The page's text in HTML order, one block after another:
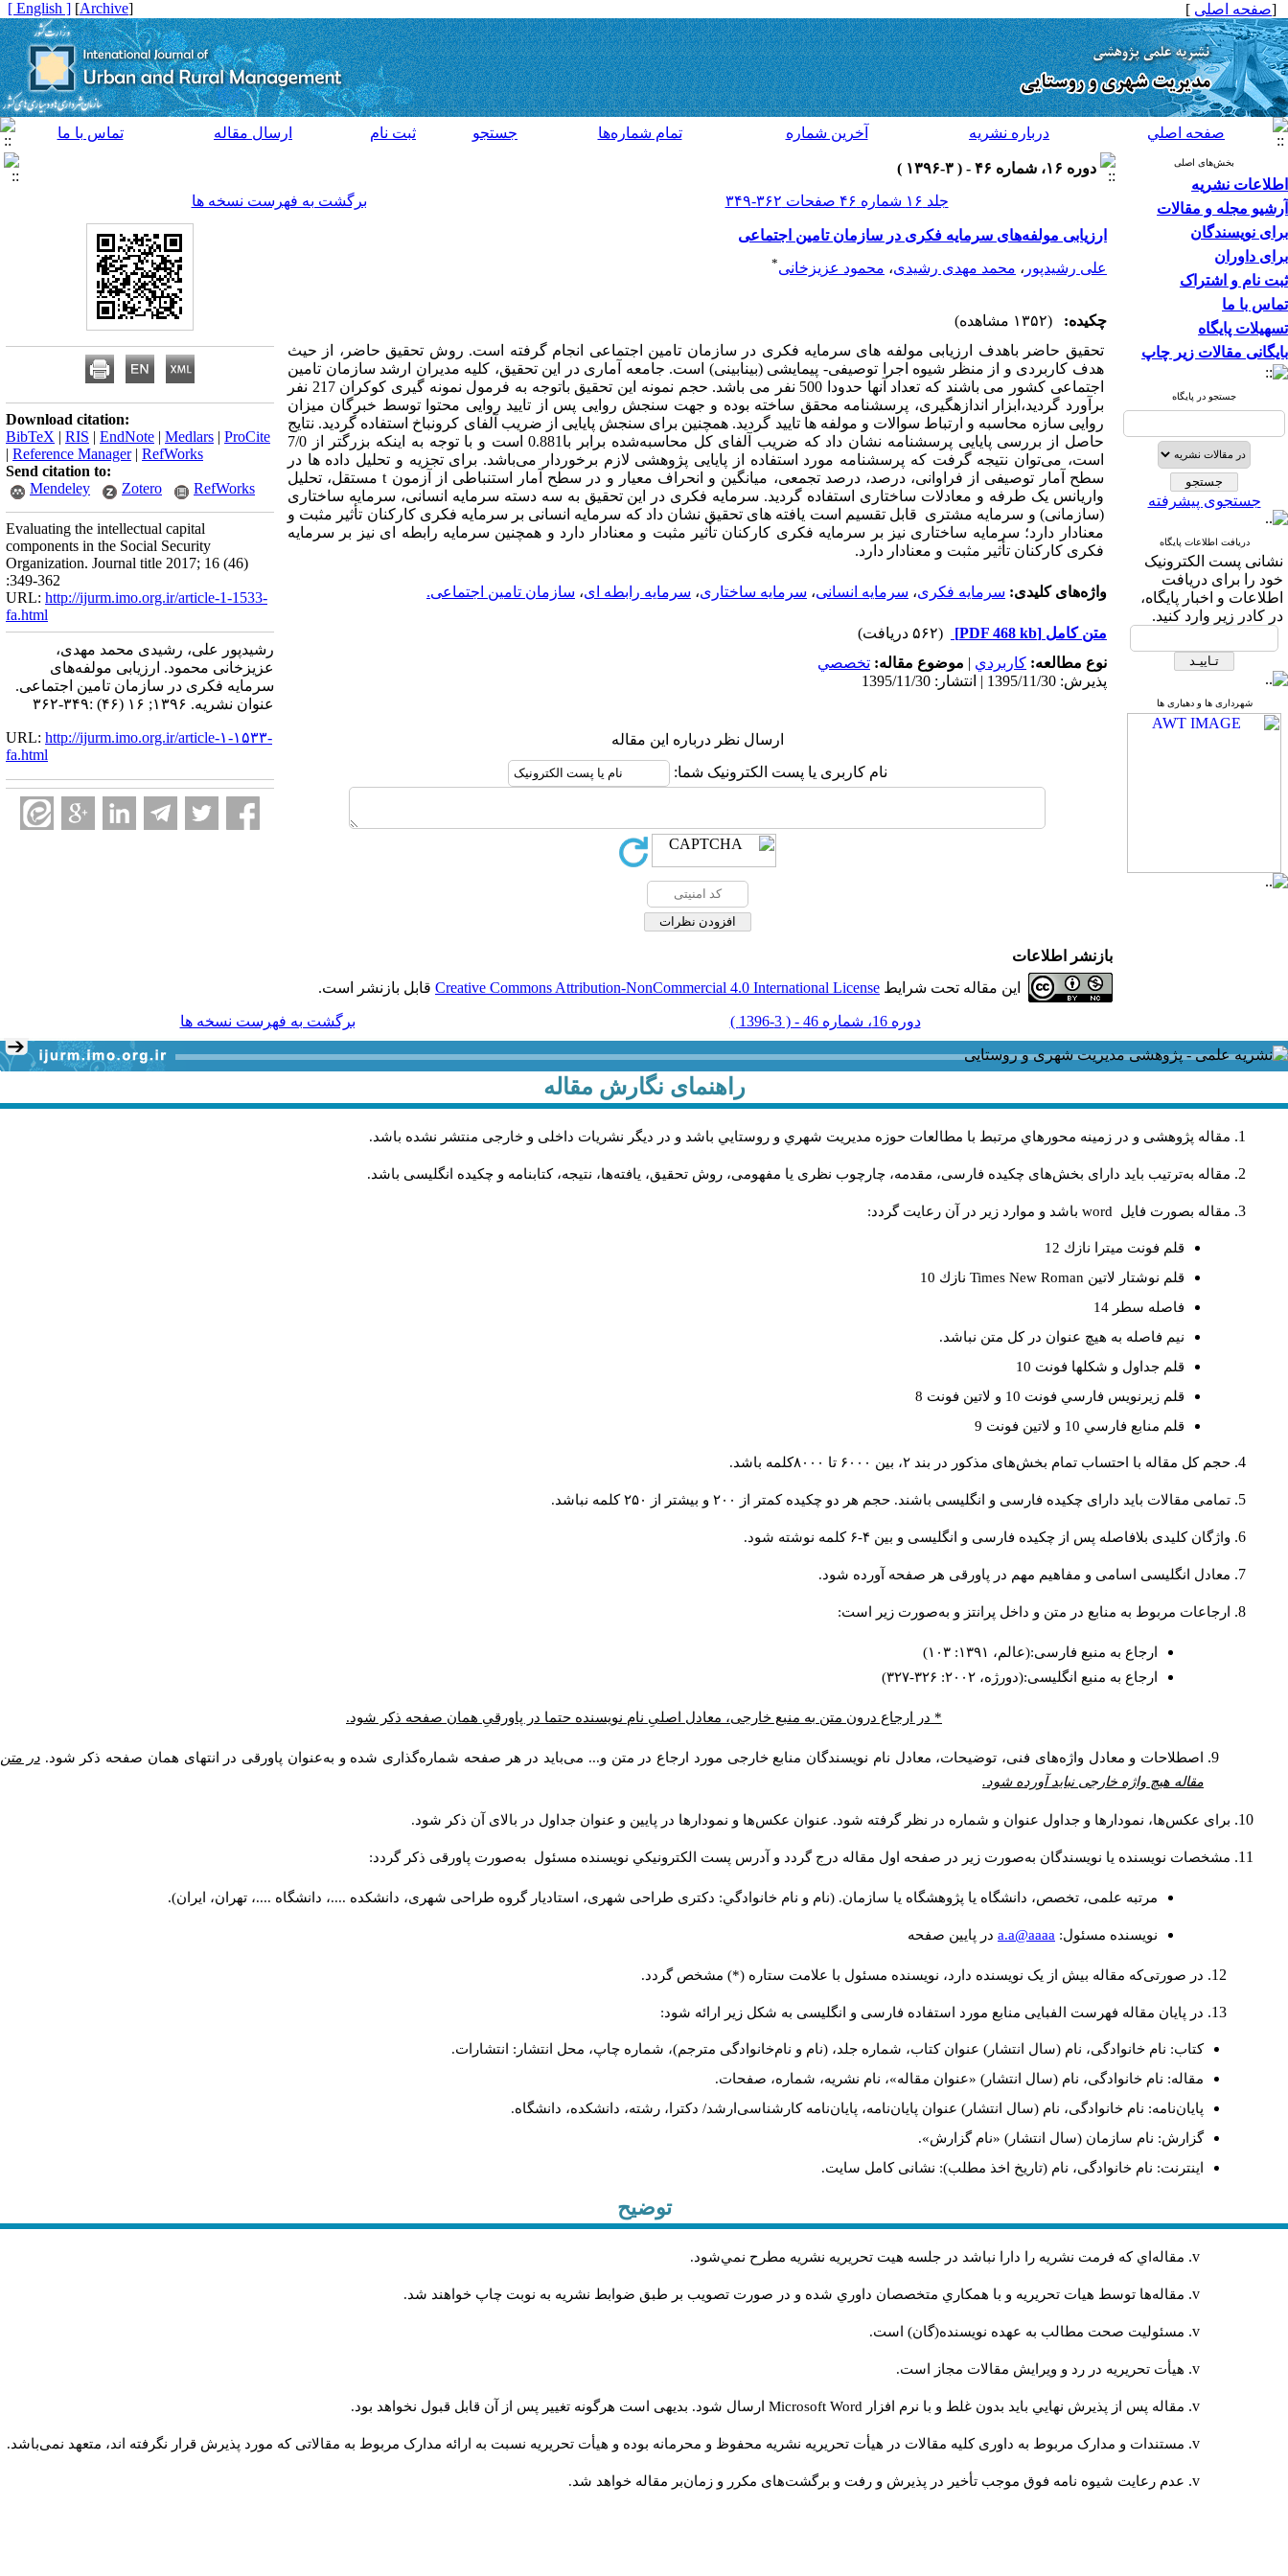
[صفحه اصلی ]
[
Archive
]
[ English ]
صفحه اصلي درباره نشريه آخرين شماره تمام شماره‌ها جستجو ثبت نام ارسال مقاله تماس با ما
بخش‌های اصلی
اطلاعات نشریه
آرشیو مجله و مقالات
برای نویسندگان
برای داوران
ثبت نام و اشتراک
تماس با ما
تسهیلات پایگاه
بایگانی مقالات زیر چاپ
جستجو در پایگاه
جستجوی پیشرفته
دریافت اطلاعات پایگاه
نشانی پست الکترونیک
خود را برای دریافت
اطلاعات و اخبار پایگاه،
در کادر زیر وارد کنید.
شهرداری ها و دهیاری ها
دوره ۱۶، شماره ۴۶ - ( ۳-۱۳۹۶ )
جلد ۱۶ شماره ۴۶ صفحات ۳۶۲-۳۴۹
برگشت به فهرست نسخه ها
ارزیابی مولفه‌های سرمایه فکری در سازمان تامین اجتماعی
علی رشیدپور ، محمد مهدی رشیدی، محمود عزیزخانی*
چکیده:
(۱۳۵۲ مشاهده)
تحقیق حاضر باهدف ارزیابی مولفه های سرمایه فکری در سازمان تامین اجتماعی انجام گرفته است. روش تحقیق حاضر، از حیث
هدف کاربردی و از منظر شیوه اجرا توصیفی- پیمایشی (بینابینی) است. جامعه آماری در این تحقیق، کلیه­ مدیران ارشد سازمان تامین
اجتماعی کشور می باشند که تعداد آنها حدودا 500 نفر می باشد. حجم نمونه این تحقیق باتوجه به فرمول نمونه گیری کوکران 217 نفر
برآورد گردید،ابزار اندازه­گیری، پرسشنامه محقق ساخته بوده و جهت سنجش روایی پس از تایید روایی محتوا توسط خبرگان میزان
روایی سازه محاسبه و ارتباط سوالات و مولفه ها تایید گردید. همچنین برای سنجش پایایی از ضریب آلفای کرونباخ استفاده گردید. نتایج
حاصل از بررسی پایایی پرسشنامه نشان داد که ضریب آلفای کل محاسبه‌شده برابر با0.881 است و با توجه به اینکه بزرگتر از 7/0
است، می‌توان نتیجه گرفت که پرسشنامه مورد استفاده از پایایی پژوهشی لازم برخوردار می‌باشد. برای تجزیه و تحلیل داده ها در
سطح آمار توصیفی از فراوانی، درصد، درصد تجمعی، میانگین و انحراف معیار و در سطح آمار استنباطی از آزمون t مستقل، تحلیل
واریانس یک طرفه و معادلات ساختاری استفاده گردید. سرمایه فکری در این تحقیق به سه دسته سرمایه انسانی، سرمایه ساختاری
(سازمانی) و سرمایه مشتری قابل تقسیم است یافته های تحقیق نشان داد که سرمایه انسانی بر سرمایه فکری کارکنان تأثیر مثبت و
معنادار دارد؛ سرمایه ساختاری نیز بر سرمایه فکری کارکنان تأثیر مثبت و معنادار دارد و همچنین سرمایه رابطه ای نیز بر سرمایه
فکری کارکنان تأثیر مثبت و معنادار دارد.
واژه‌های کلیدی: سرمایه فکری، سرمایه انسانی، سرمایه ساختاری، سرمایه رابطه ای، سازمان تامین اجتماعی.
متن کامل [PDF 468 kb]
(۵۶۲ دریافت)
نوع مطالعه: كاربردي | موضوع مقاله: تخصصي
پذیرش: 1395/11/30 | انتشار: 1395/11/30
ارسال نظر درباره این مقاله
نام کاربری یا پست الکترونیک شما:
Download citation:
BibTeX | RIS | EndNote | Medlars | ProCite
| Reference Manager| RefWorks
Send citation to:
Mendeley
Zotero RefWorks
Evaluating the intellectual capital
components in the Social Security
Organization. Journal title 2017; 16 (46)
:349-362
URL: http://ijurm.imo.org.ir/article-1-1533-
fa.html
رشیدپور علی، رشیدی محمد مهدی،
عزیزخانی محمود. ارزیابی مولفه‌های
سرمایه فکری در سازمان تامین اجتماعی.
عنوان نشریه. ۱۳۹۶; ۱۶ (۴۶) :۳۴۹-۳۶۲
URL: http://ijurm.imo.org.ir/article-۱-۱۵۳۳-
fa.html
بازنشر اطلاعات
این مقاله تحت شرایط Creative Commons Attribution-NonCommercial 4.0 International License قابل بازنشر است.
دوره 16، شماره 46 - ( 3-1396 ) برگشت به فهرست نسخه ها
راهنمای نگارش مقاله
مقاله پژوهشی و در زمینه محورهاي مرتبط با مطالعات حوزه مديريت شهري و روستايي باشد و در دیگر نشریات داخلی و خارجی منتشر نشده باشد.
مقاله به‌ترتیب باید دارای بخش‌های چکیده فارسی، مقدمه، چارچوب نظری یا مفهومی، روش تحقیق، یافته‌ها، نتیجه، کتابنامه و چکیده انگلیسی باشد.
مقاله بصورت فايل word باشد و موارد زير در آن رعايت گردد:
قلم فونت ميترا نازك 12
قلم نوشتار لاتين Times New Roman نازك 10
فاصله سطر 14
نيم فاصله به هيچ عنوان در كل متن نباشد.
قلم جداول و شكلها فونت 10
قلم زيرنويس فارسي فونت 10 و لاتين فونت 8
قلم منابع فارسي 10 و لاتين فونت 9
حجم کل مقاله با احتساب تمام بخش‌های مذکور در بند ۲، بین ۶۰۰۰ تا ۸۰۰۰کلمه باشد.
تمامی مقالات باید دارای چکیده فارسی و انگلیسی باشند. حجم هر دو چکیده کمتر از ۲۰۰ و بیشتر از ۲۵۰ کلمه نباشد.
واژگان کلیدی بلافاصله پس از چکیده فارسی و انگلیسی و بین ۴-۶ کلمه نوشته شود.
معادل انگلیسی اسامی و مفاهیم مهم در پاورقی هر صفحه آورده شود.
ارجاعات مربوط به منابع در متن و داخل پرانتز و به‌صورت زیر است:
ارجاع به منبع فارسی:(عالم، ۱۳۹۱: ۱۰۳)
ارجاع به منبع انگلیسی:(دورژه، ۲۰۰۲: ۳۲۶-۳۲۷)
* در ارجاع درون متن به منبع خارجی، معادل اصلیِ نام نویسنده حتما در پاورقیِ همان صفحه ذکر شود.
اصطلاحات و معادل واژه‌های فنی، توضیحات، معادل نام نویسندگان منابع خارجی مورد ارجاع در متن و... می‌باید در هر صفحه شماره‌گذاری شده و به‌عنوان پاورقی در انتهای همان صفحه ذکر شود. در متن
مقاله هیچ واژه خارجی نباید آورده شود.
برای عکس‌ها، نمودارها و جداول عنوان و شماره در نظر گرفته شود. عنوان عکس‌ها و نمودارها در پایین و عنوان جداول در بالای آن ذکر شود.
مشخصات نویسنده یا نویسندگان به‌صورت زیر در صفحه اول مقاله درج گردد و آدرس پست الكترونيكي نويسنده مسئول به‌صورت پاورقی ذکر گردد:
مرتبه علمی، تخصص، دانشگاه یا پژوهشگاه یا سازمان. (نام و نام خانوادگي: دکتری طراحی شهری، استادیار گروه طراحی شهری، دانشکده ....، دانشگاه ....، تهران، ایران).
نويسنده مسئول: a.a@aaaa در پايين صفحه
در صورتی‌که مقاله بیش از یک نویسنده دارد، نویسنده مسئول با علامت ستاره (*) مشخص گردد.
در پایان مقاله فهرست الفبایی منابع مورد استفاده فارسی و انگلیسی به شکل زیر ارائه شود:
کتاب: نام خانوادگی، نام (سال انتشار) عنوان کتاب، شماره جلد، (نام و نام‌خانوادگی مترجم)، شماره چاپ، محل انتشار: انتشارات.
مقاله: نام خانوادگی، نام (سال انتشار) «عنوان مقاله»، نام نشریه، شماره، صفحات.
پایان‌نامه: نام خانوادگی، نام (سال انتشار) عنوان پایان‌نامه، پایان‌نامه کارشناسی‌ارشد/ دکترا، رشته، دانشکده، دانشگاه.
گزارش: نام سازمان (سال انتشار) «نام گزارش».
اینترنت: نام خانوادگی، نام (تاریخ اخذ مطلب): نشانی کامل سایت.
توضیح
مقاله‌اي كه فرمت نشريه را دارا نباشد در جلسه هيت تحريريه نشريه مطرح نمي‌شود.
مقاله‌ها توسط هیات تحريريه و با همکاري متخصصان داوري شده و در صورت تصويب بر طبق ضوابط نشريه به نوبت چاپ خواهند شد.
مسئوليت صحت مطالب به عهده نويسنده(گان) است.
هيأت تحريريه در رد و ويرايش مقالات مجاز است.
مقاله پس از پذيرش نهايي باید بدون غلط و با نرم افزار Microsoft Word ارسال شود. بدیهی است هرگونه تغییر پس از آن قابل قبول نخواهد بود.
مستندات و مدارک مربوط به داوری کلیه مقالات در هیأت تحریریه نشریه محفوظ و محرمانه بوده و هیأت تحریریه نسبت به ارائه مدارک مربوط به مقالاتی که مورد پذیرش قرار نگرفته اند، متعهد نمی‌باشد.
عدم رعایت شیوه نامه فوق موجب تأخیر در پذیرش و رفت و برگشت‌‌های مکرر و زمان‌بر مقاله خواهد شد.